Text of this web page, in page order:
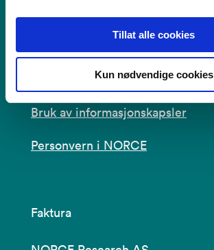
Tillat alle cookies
Kun nødvendige cookies
post@norceresearch.no
Tilgjengelighetserklæring
Bruk av informasjonskapsler
Personvern i NORCE
Faktura